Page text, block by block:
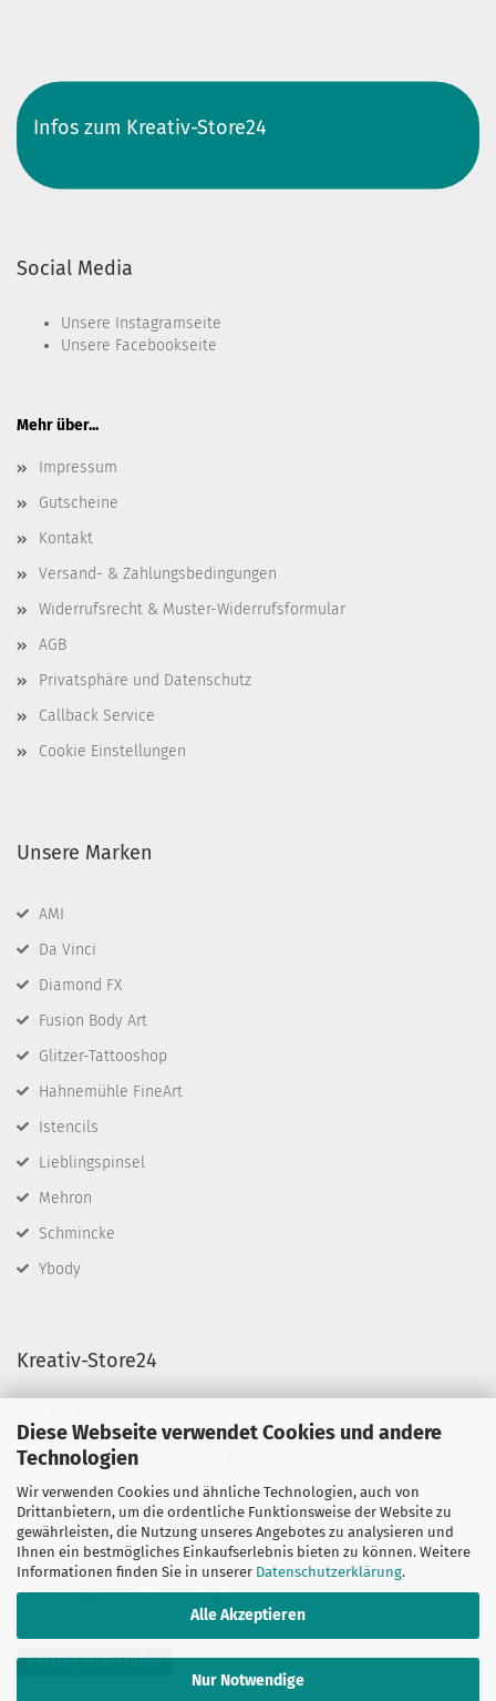
Diese Webseite verwendet Cookies und andere
Technologien
Wir verwenden Cookies und ähnliche Technologien, auch von
Drittanbietern, um die ordentliche Funktionsweise der Website zu
gewährleisten, die Nutzung unseres Angebotes zu analysieren und
Ihnen ein bestmögliches Einkaufserlebnis bieten zu können. Weitere
Informationen finden Sie in unserer Datenschutzerklärung.
Alle Akzeptieren
Nur Notwendige
Infos zum Kreativ-Store24
Social Media
Unsere Instagramseite
Unsere Facebookseite
Mehr über...
Impressum
Gutscheine
Kontakt
Versand- & Zahlungsbedingungen
Widerrufsrecht & Muster-Widerrufsformular
AGB
Privatsphäre und Datenschutz
Callback Service
Cookie Einstellungen
Unsere Marken
AMI
Da Vinci
Diamond FX
Fusion Body Art
Glitzer-Tattooshop
Hahnemühle FineArt
Istencils
Lieblingspinsel
Mehron
Schmincke
Ybody
Kreativ-Store24
Wir führen Schminkfarben von Diamond FX, Fusion
BodyArt & Mehron sowie Künstlermaterial.
Sie haben Fragen?
telefonisch:
06132-7389580
oder per mail unter:
mail@kreativ-store24.de
Vertrag widerrufen